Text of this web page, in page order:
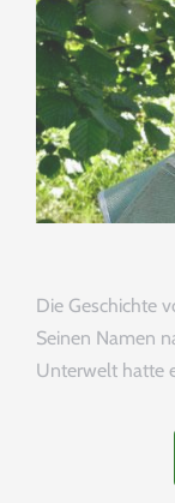
Die Geschichte
Seinen Namen
Unterwelt hatte